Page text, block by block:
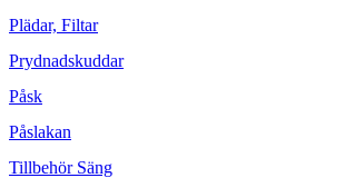
Plädar, Filtar
Prydnadskuddar
Påsk
Påslakan
Tillbehör Säng